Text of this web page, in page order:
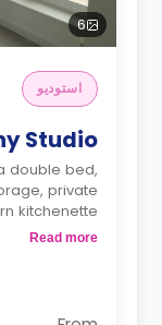
6
استوديو
Studio
double bed,
private
kitchenette.
*Prices may differ.
Read more